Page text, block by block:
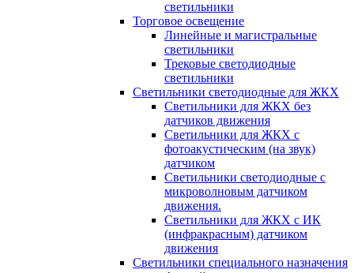
светильники
Торговое освещение
Линейные и магистральные
светильники
Трековые светодиодные
светильники
Светильники светодиодные для ЖКХ
Светильники для ЖКХ без
датчиков движения
Светильники для ЖКХ с
фотоакустическим (на звук)
датчиком
Светильники светодиодные с
микроволновым датчиком
движения.
Светильники для ЖКХ с ИК
(инфракрасным) датчиком
движения
Светильники специального назначения